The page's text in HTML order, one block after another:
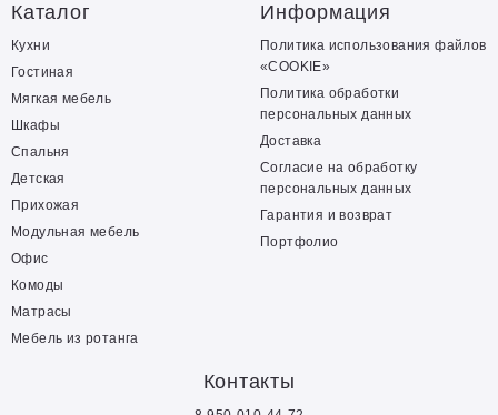
Каталог
Кухни
Гостиная
Мягкая мебель
Шкафы
Спальня
Детская
Прихожая
Модульная мебель
Офис
Комоды
Матрасы
Мебель из ротанга
Информация
Политика использования файлов
«COOKIE»
Политика обработки
персональных данных
Доставка
Согласие на обработку
персональных данных
Гарантия и возврат
Портфолио
Контакты